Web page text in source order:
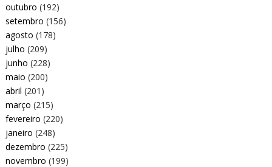
outubro (192)
setembro (156)
agosto (178)
julho (209)
junho (228)
maio (200)
abril (201)
março (215)
fevereiro (220)
janeiro (248)
dezembro (225)
novembro (199)